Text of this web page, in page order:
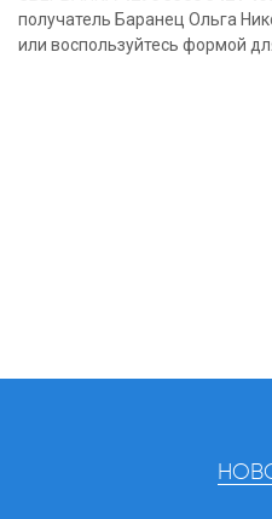
получатель Баранец Ольга
или воспользуйтесь формой